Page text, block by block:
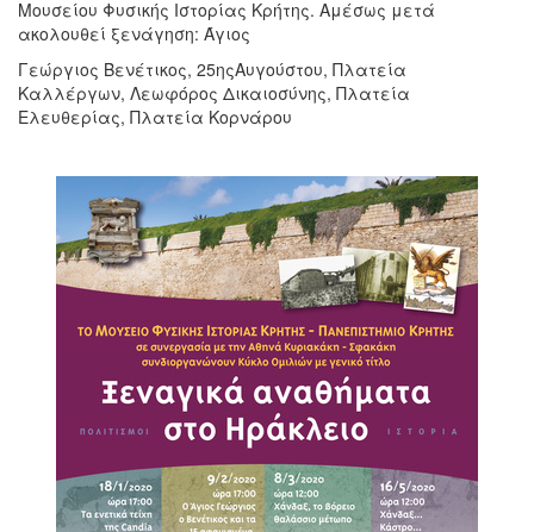
Μουσείου Φυσικής Ιστορίας Κρήτης. Αμέσως μετά
ακολουθεί ξενάγηση: Άγιος
Γεώργιος Βενέτικος, 25ηςΑυγούστου, Πλατεία
Καλλέργων, Λεωφόρος Δικαιοσύνης, Πλατεία
Ελευθερίας, Πλατεία Κορνάρου